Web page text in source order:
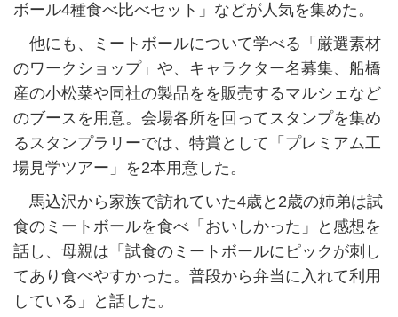
ボール4種食べ比べセット」などが人気を集めた。
他にも、ミートボールについて学べる「厳選素材
のワークショップ」や、キャラクター名募集、船橋
産の小松菜や同社の製品をを販売するマルシェなど
のブースを用意。会場各所を回ってスタンプを集め
るスタンプラリーでは、特賞として「プレミアム工
場見学ツアー」を2本用意した。
馬込沢から家族で訪れていた4歳と2歳の姉弟は試
食のミートボールを食べ「おいしかった」と感想を
話し、母親は「試食のミートボールにピックが刺し
てあり食べやすかった。普段から弁当に入れて利用
している」と話した。